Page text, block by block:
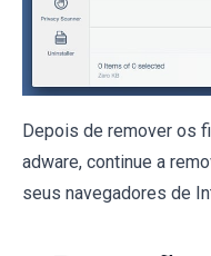
Depois de remover os
adware, continue a
seus navegadores de